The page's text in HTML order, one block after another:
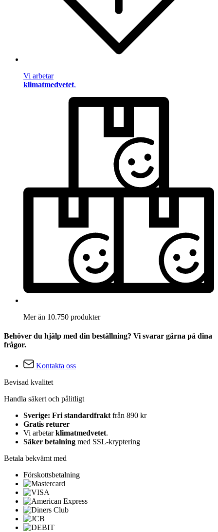
Vi arbetar
klimatmedvetet.
Mer än 10.750 produkter
Behöver du hjälp med din beställning? Vi svarar gärna på dina
frågor.
Kontakta oss
Bevisad kvalitet
Handla säkert och pålitligt
Sverige: Fri standardfrakt från 890 kr
Gratis returer
Vi arbetarklimatmedvetet.
Säker betalning med SSL-kryptering
Betala bekvämt med
Förskottsbetalning